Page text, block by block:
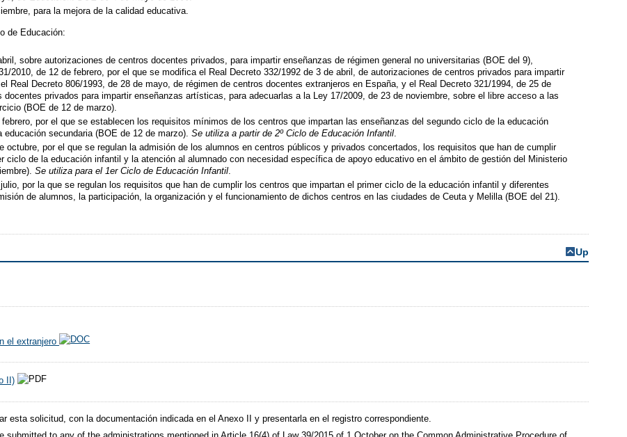
para la mejora de la calidad educativa.
de Educación:
sobre autorizaciones de centros docentes privados, para impartir enseñanzas de régimen general no universitarias (BOE del 9),
2010, de 12 de febrero, por el que se modifica el Real Decreto 332/1992 de 3 de abril, de autorizaciones de centros privados para impartir
Real Decreto 806/1993, de 28 de mayo, de régimen de centros docentes extranjeros en España, y el Real Decreto 321/1994, de 25 de
docentes privados para impartir enseñanzas artísticas, para adecuarlas a la Ley 17/2009, de 23 de noviembre, sobre el libre acceso a las
(BOE de 12 de marzo).
por el que se establecen los requisitos mínimos de los centros que impartan las enseñanzas del segundo ciclo de la educación
educación secundaria (BOE de 12 de marzo).Se utiliza a partir de 2º Ciclo de Educación Infantil
octubre, por el que se regulan la admisión de los alumnos en centros públicos y privados concertados, los requisitos que han de cumplir
ciclo de la educación infantil y la atención al alumnado con necesidad específica de apoyo educativo en el ámbito de gestión del Ministerio
Se utiliza para el 1er Ciclo de Educación Infantil.
por la que se regulan los requisitos que han de cumplir los centros que impartan el primer ciclo de la educación infantil y diferentes
de alumnos, la participación, la organización y el funcionamiento de dichos centros en las ciudades de Ceuta y Melilla (BOE del 21).
Up
el extranjero
II)
esta solicitud, con la documentación indicada en el Anexo II y presentarla en el registro correspondiente.